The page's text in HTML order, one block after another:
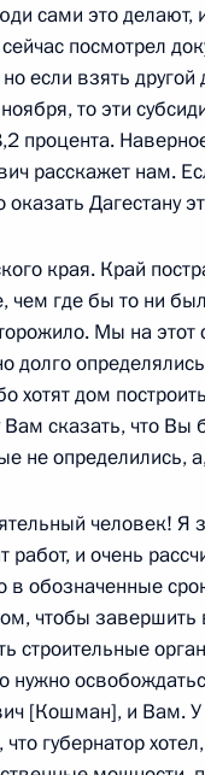
заседании Совета
Москва, Кремль
совещании с
Москва, Кремль
совещании с
России
сами это делают,
посмотрел
если взять
то эти
процента.
расскажет нам.
оказать Дагестану
края. Край
чем где бы то ни
Мы на
долго
хотят дом
сказать, что Вы
не определились,
человек! Я
и очень
в обозначенные
чтобы
строительные
[Кошман], и Вам. У
губернатор